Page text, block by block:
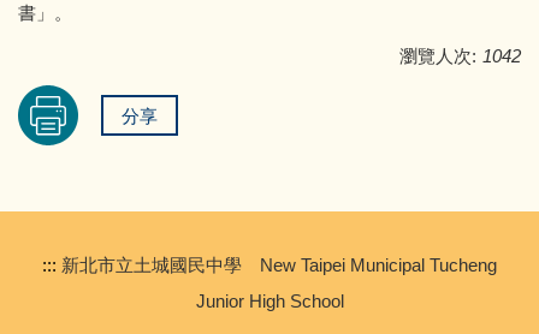
書」。
瀏覽人次: 1042
分享
::: 新北市立土城國民中學 New Taipei Municipal Tucheng
Junior High School